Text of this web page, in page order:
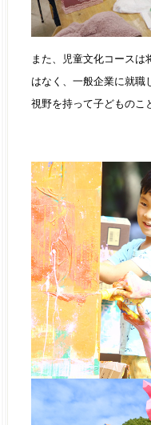
また、児童文化コースは
はなく、一般企業に就職
視野を持って子どものこ